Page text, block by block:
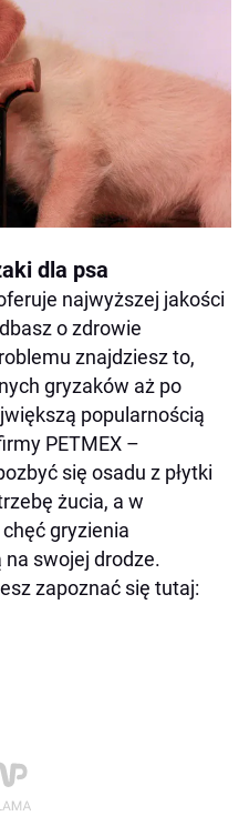
dla psa
najwyższej jakości
o zdrowie
znajdziesz to,
gryzaków aż po
popularnością
PETMEX –
się osadu z płytki
żucia, a w
gryzienia
swojej drodze.
zapoznać się tutaj: